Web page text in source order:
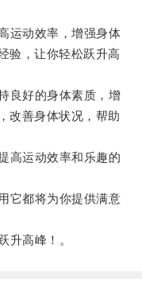
动效率，增强身体
验，让你轻松跃升高
好的身体素质，增
改善身体状况，帮助
运动效率和乐趣的
都将为你提供满意
高峰！。